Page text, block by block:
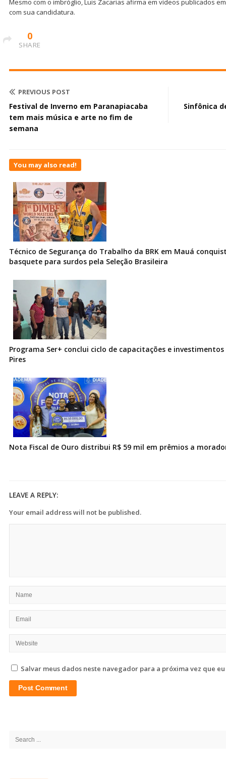
Mesmo com o imbróglio, Luis Zacarias afirma em vídeos publicados
com sua candidatura.
0
SHARE
PREVIOUS POST
Festival de Inverno em Paranapiacaba
tem mais música e arte no fim de
semana
Sinfônica
You may also read!
Técnico de Segurança do Trabalho da BRK em Mauá
basquete para surdos pela Seleção Brasileira
Programa Ser+ conclui ciclo de capacitações e
Pires
Nota Fiscal de Ouro distribui R$ 59 mil em prêmios a
LEAVE A REPLY:
Your email address will not be published.
Salvar meus dados neste navegador para a próxima vez que
Search